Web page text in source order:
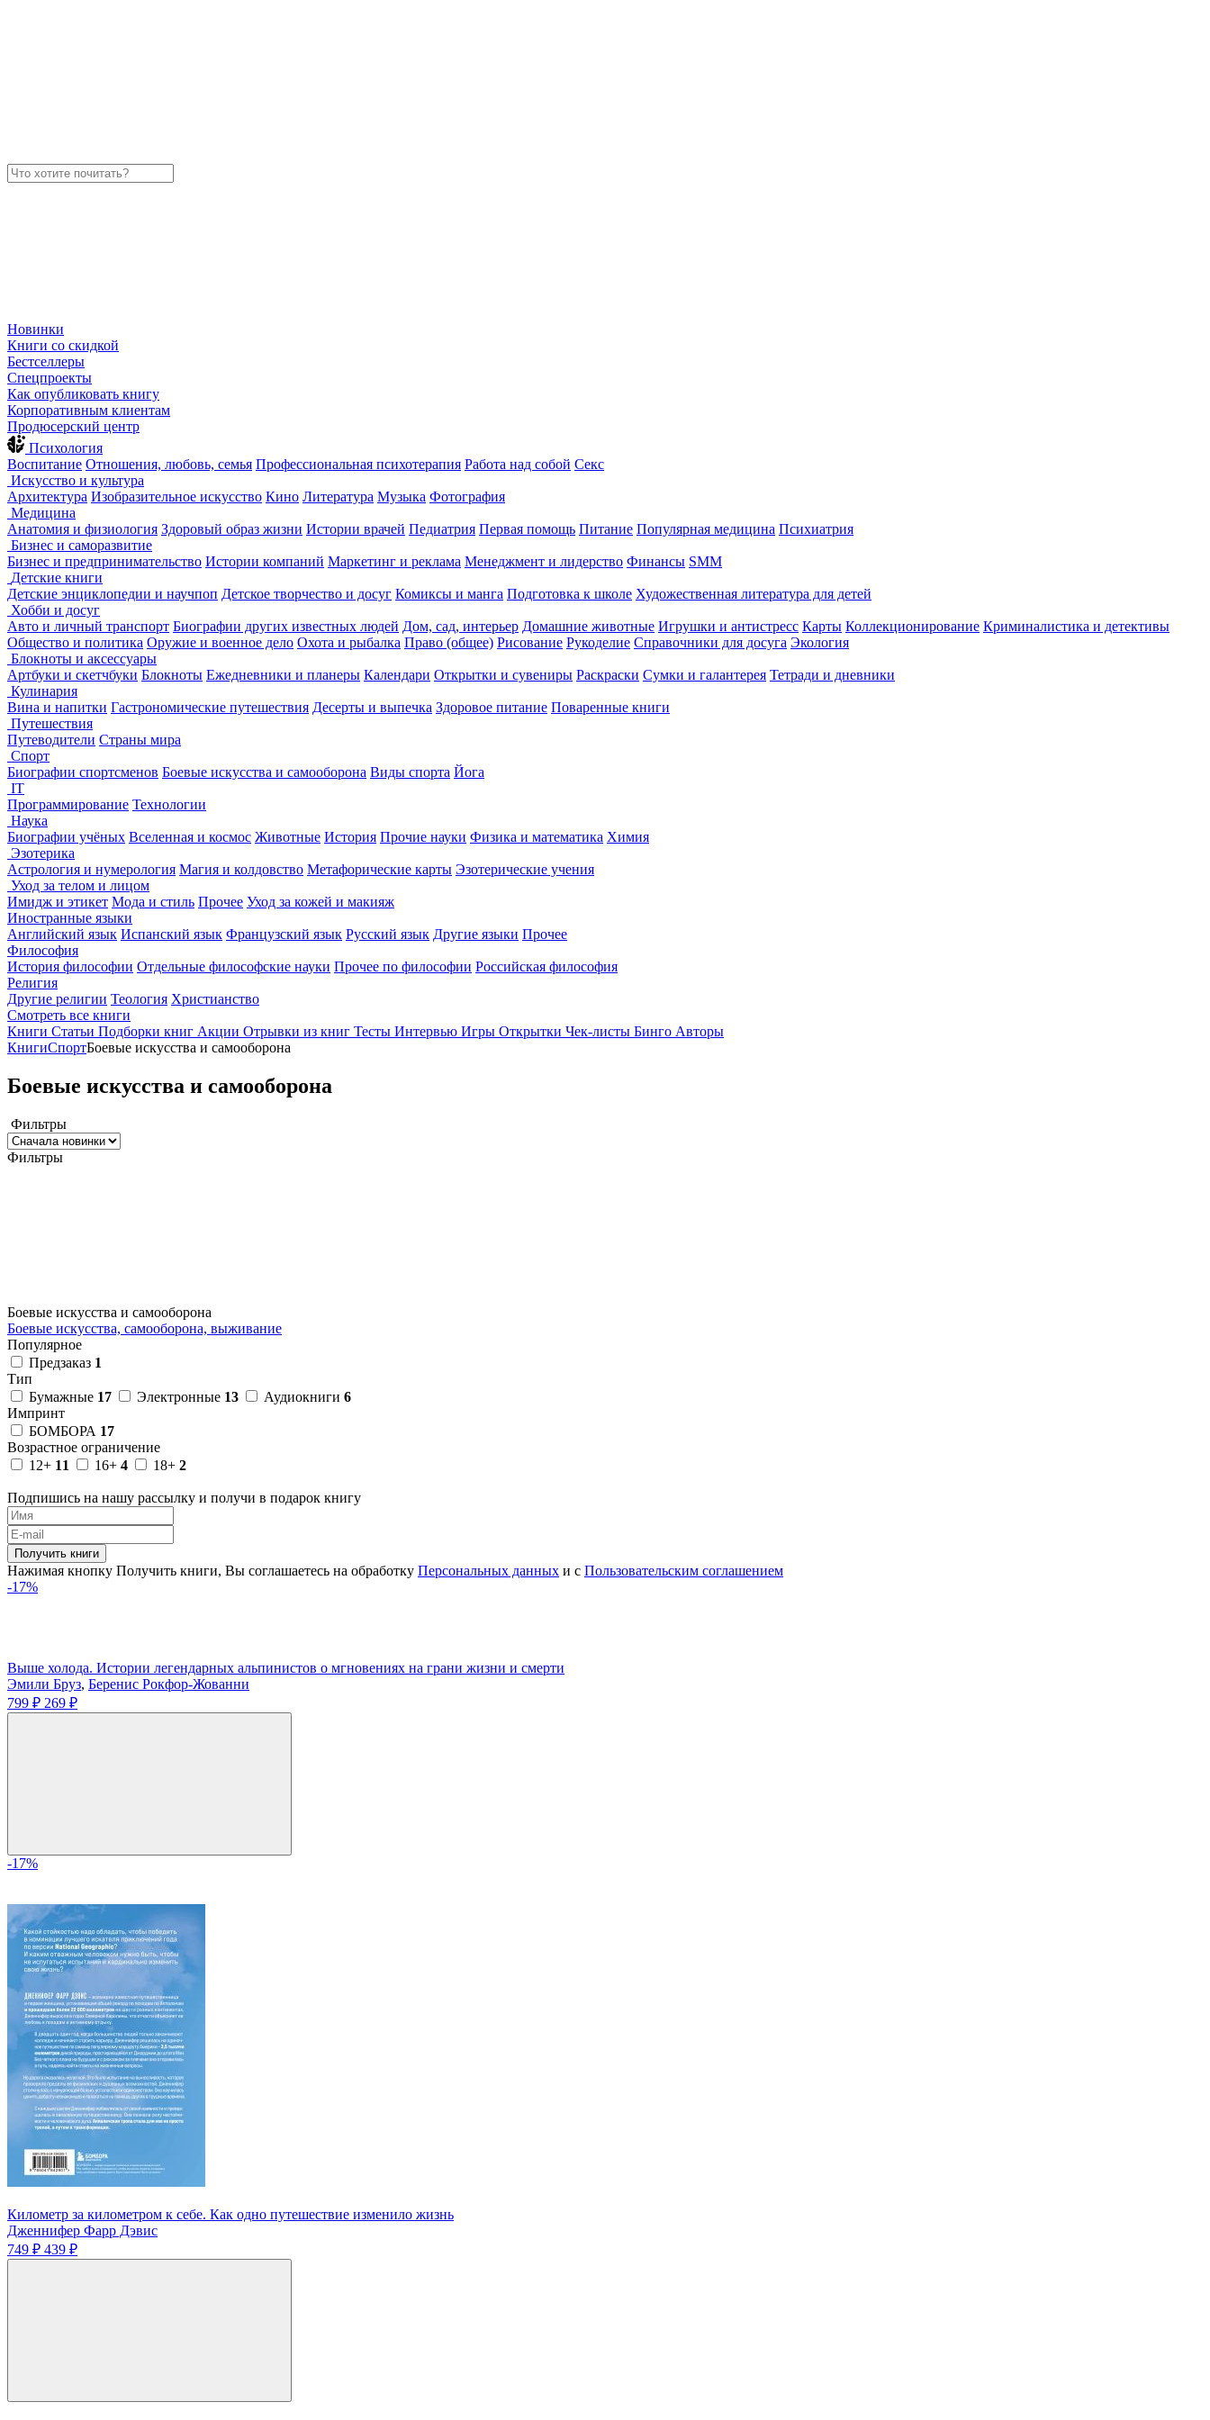
Новинки
Книги со скидкой
Бестселлеры
Спецпроекты
Как опубликовать книгу
Корпоративным клиентам
Продюсерский центр
Психология
Воспитание Отношения, любовь, семья Профессиональная психотерапия Работа над собой Секс
Искусство и культура
Архитектура Изобразительное искусство Кино Литература Музыка Фотография
Медицина
Анатомия и физиология Здоровый образ жизни Истории врачей Педиатрия Первая помощь Питание Популярная медицина Психиатрия
Бизнес и саморазвитие
Бизнес и предпринимательство Истории компаний Маркетинг и реклама Менеджмент и лидерство Финансы SMM
Детские книги
Детские энциклопедии и научпоп Детское творчество и досуг Комиксы и манга Подготовка к школе Художественная литература для детей
Хобби и досуг
Авто и личный транспорт Биографии других известных людей Дом, сад, интерьер Домашние животные Игрушки и антистресс Карты Коллекционирование Криминалистика и детективы
Общество и политика Оружие и военное дело Охота и рыбалка Право (общее) Рисование Рукоделие Справочники для досуга Экология
Блокноты и аксессуары
Артбуки и скетчбуки Блокноты Ежедневники и планеры Календари Открытки и сувениры Раскраски Сумки и галантерея Тетради и дневники
Кулинария
Вина и напитки Гастрономические путешествия Десерты и выпечка Здоровое питание Поваренные книги
Путешествия
Путеводители Страны мира
Спорт
Биографии спортсменов Боевые искусства и самооборона Виды спорта Йога
IT
Программирование Технологии
Наука
Биографии учёных Вселенная и космос Животные История Прочие науки Физика и математика Химия
Эзотерика
Астрология и нумерология Магия и колдовство Метафорические карты Эзотерические учения
Уход за телом и лицом
Имидж и этикет Мода и стиль Прочее Уход за кожей и макияж
Иностранные языки
Английский язык Испанский язык Французский язык Русский язык Другие языки Прочее
Философия
История философии Отдельные философские науки Прочее по философии Российская философия
Религия
Другие религии Теология Христианство
Смотреть все книги
Книги Статьи Подборки книг Акции Отрывки из книг Тесты Интервью Игры Открытки Чек-листы Бинго Авторы
КнигиСпортБоевые искусства и самооборона
Боевые искусства и самооборона
Фильтры
Фильтры
Боевые искусства и самооборона
Боевые искусства, самооборона, выживание
Популярное
Предзаказ 1
Тип
Бумажные 17 Электронные 13 Аудиокниги 6
Импринт
БОМБОРА 17
Возрастное ограничение
12+ 11 16+ 4 18+ 2
Подпишись на нашу рассылку и получи в подарок книгу
Получить книги
Нажимая кнопку Получить книги, Вы соглашаетесь на обработку Персональных данных и с Пользовательским соглашением
-17%
Выше холода. Истории легендарных альпинистов о мгновениях на грани жизни и смерти
Эмили Бруз, Беренис Рокфор-Жованни
799 ₽ 269 ₽
-17%
Километр за километром к себе. Как одно путешествие изменило жизнь
Дженнифер Фарр Дэвис
749 ₽ 439 ₽